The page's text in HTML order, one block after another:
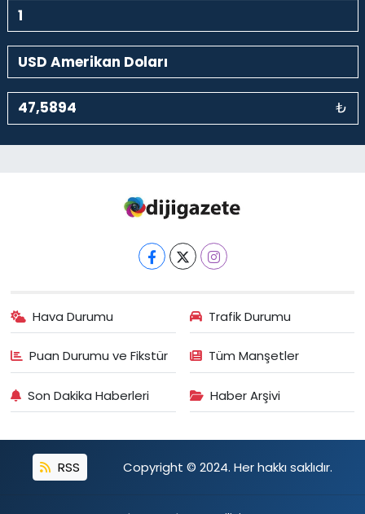
₺
Hava Durumu Trafik Durumu
Puan Durumu ve Fikstür Tüm Manşetler
Son Dakika Haberleri Haber Arşivi
RSS Copyright © 2024. Her hakkı saklıdır.